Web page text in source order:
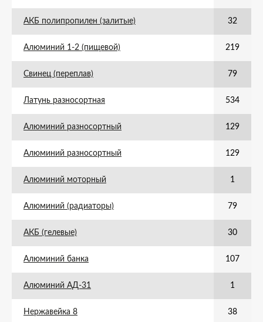
АКБ полипропилен (залитые) 32
Алюминий 1-2 (пищевой) 219
Свинец (переплав) 79
Латунь разносортная 534
Алюминий разносортный 129
Алюминий разносортный 129
Алюминий моторный 1
Алюминий (радиаторы) 79
АКБ (гелевые) 30
Алюминий банка 107
Алюминий АД-31 1
Нержавейка 8 38